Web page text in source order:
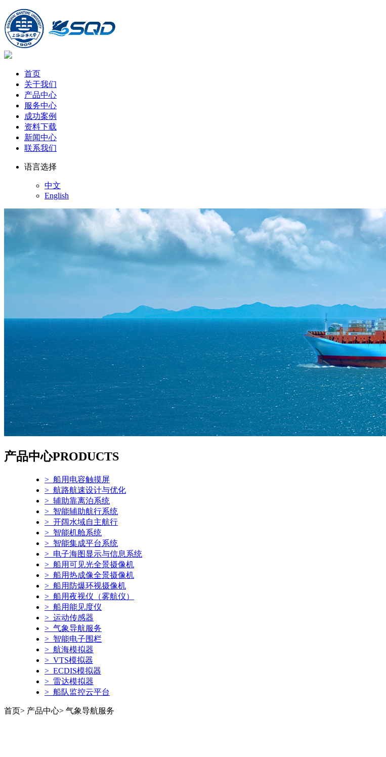
首页
关于我们
产品中心
服务中心
成功案例
资料下载
新闻中心
联系我们
语言选择
中文
English
产品中心PRODUCTS
> 船用电容触摸屏
> 航路航速设计与优化
> 辅助靠离泊系统
> 智能辅助航行系统
> 开阔水域自主航行
> 智能机舱系统
> 智能集成平台系统
> 电子海图显示与信息系统
> 船用可见光全景摄像机
> 船用热成像全景摄像机
> 船用防爆环视摄像机
> 船用夜视仪（雾航仪）
> 船用能见度仪
> 运动传感器
> 气象导航服务
> 智能电子围栏
> 航海模拟器
> VTS模拟器
> ECDIS模拟器
> 雷达模拟器
> 船队监控云平台
首页> 产品中心> 气象导航服务